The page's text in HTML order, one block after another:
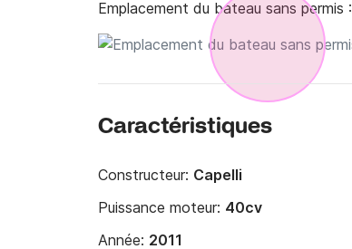
Emplacement du bateau sans permis :
Caractéristiques
Constructeur: Capelli
Puissance moteur: 40cv
Année: 2011